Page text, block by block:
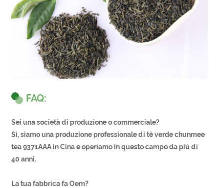
FAQ:
Sei una società di produzione o commerciale?
Sì, siamo una produzione professionale di tè verde chunmee
tea 9371AAA in Cina e operiamo in questo campo da più di
40 anni.
La tua fabbrica fa Oem?